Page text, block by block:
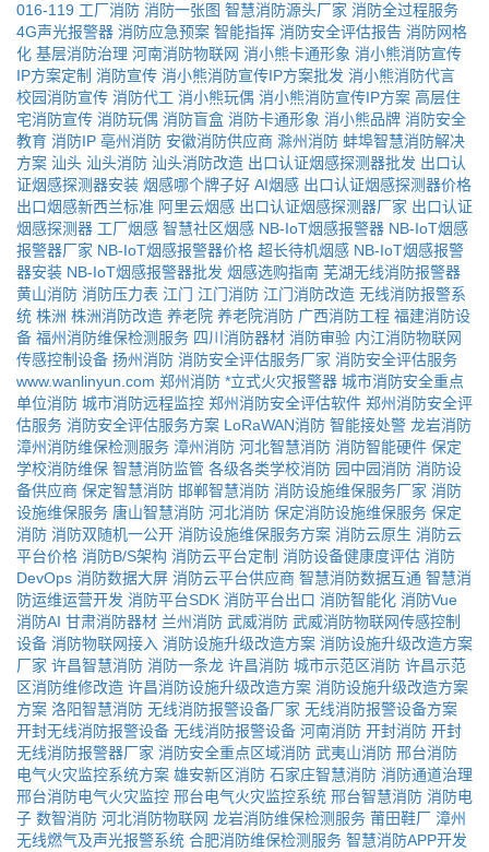
016-119 工厂消防 消防一张图 智慧消防源头厂家 消防全过程服务
4G声光报警器 消防应急预案 智能指挥 消防安全评估报告 消防网格
化 基层消防治理 河南消防物联网 消小熊卡通形象 消小熊消防宣传
IP方案定制 消防宣传 消小熊消防宣传IP方案批发 消小熊消防代言
校园消防宣传 消防代工 消小熊玩偶 消小熊消防宣传IP方案 高层住
宅消防宣传 消防玩偶 消防盲盒 消防卡通形象 消小熊品牌 消防安全
教育 消防IP 亳州消防 安徽消防供应商 滁州消防 蚌埠智慧消防解决
方案 汕头 汕头消防 汕头消防改造 出口认证烟感探测器批发 出口认
证烟感探测器安装 烟感哪个牌子好 AI烟感 出口认证烟感探测器价格
出口烟感新西兰标准 阿里云烟感 出口认证烟感探测器厂家 出口认证
烟感探测器 工厂烟感 智慧社区烟感 NB-IoT烟感报警器 NB-IoT烟感
报警器厂家 NB-IoT烟感报警器价格 超长待机烟感 NB-IoT烟感报警
器安装 NB-IoT烟感报警器批发 烟感选购指南 芜湖无线消防报警器
黄山消防 消防压力表 江门 江门消防 江门消防改造 无线消防报警系
统 株洲 株洲消防改造 养老院 养老院消防 广西消防工程 福建消防设
备 福州消防维保检测服务 四川消防器材 消防审验 内江消防物联网
传感控制设备 扬州消防 消防安全评估服务厂家 消防安全评估服务
www.wanlinyun.com 郑州消防 *立式火灾报警器 城市消防安全重点
单位消防 城市消防远程监控 郑州消防安全评估软件 郑州消防安全评
估服务 消防安全评估服务方案 LoRaWAN消防 智能接处警 龙岩消防
漳州消防维保检测服务 漳州消防 河北智慧消防 消防智能硬件 保定
学校消防维保 智慧消防监管 各级各类学校消防 园中园消防 消防设
备供应商 保定智慧消防 邯郸智慧消防 消防设施维保服务厂家 消防
设施维保服务 唐山智慧消防 河北消防 保定消防设施维保服务 保定
消防 消防双随机一公开 消防设施维保服务方案 消防云原生 消防云
平台价格 消防B/S架构 消防云平台定制 消防设备健康度评估 消防
DevOps 消防数据大屏 消防云平台供应商 智慧消防数据互通 智慧消
防运维运营开发 消防平台SDK 消防平台出口 消防智能化 消防Vue
消防AI 甘肃消防器材 兰州消防 武威消防 武威消防物联网传感控制
设备 消防物联网接入 消防设施升级改造方案 消防设施升级改造方案
厂家 许昌智慧消防 消防一条龙 许昌消防 城市示范区消防 许昌示范
区消防维修改造 许昌消防设施升级改造方案 消防设施升级改造方案
方案 洛阳智慧消防 无线消防报警设备厂家 无线消防报警设备方案
开封无线消防报警设备 无线消防报警设备 河南消防 开封消防 开封
无线消防报警器厂家 消防安全重点区域消防 武夷山消防 邢台消防
电气火灾监控系统方案 雄安新区消防 石家庄智慧消防 消防通道治理
邢台消防电气火灾监控 邢台电气火灾监控系统 邢台智慧消防 消防电
子 数智消防 河北消防物联网 龙岩消防维保检测服务 莆田鞋厂 漳州
无线燃气及声光报警系统 合肥消防维保检测服务 智慧消防APP开发